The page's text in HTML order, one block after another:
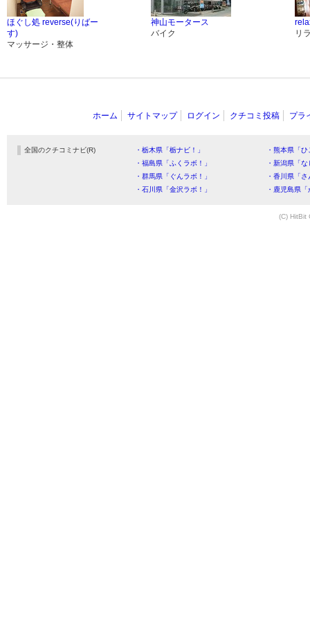
ほぐし処 reverse(りばー
す)
マッサージ・整体
神山モータース
バイク
リ
ホーム サイトマップ ログイン クチコミ投稿 プラ
全国のクチコミナビ(R) ・栃木県「栃ナビ！」
・熊本県「
・福島県「ふくラボ！」
・新潟県「
・群馬県「ぐんラボ！」
・香川県「
・石川県「金沢ラボ！」
・鹿児島県
(C) HitBit